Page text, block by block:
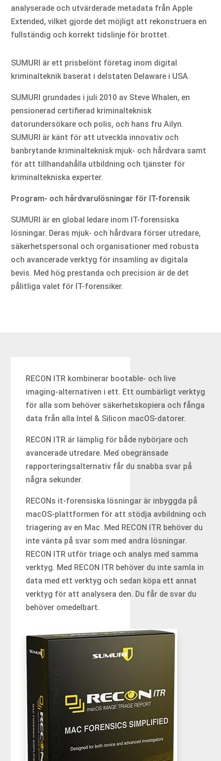
analyserade och utvärderade metadata från Apple
Extended, vilket gjorde det möjligt att rekonstruera en
fullständig och korrekt tidslinje för brottet.
SUMURI är ett prisbelönt företag inom digital
kriminalteknik baserat i delstaten Delaware i USA.
SUMURI grundades i juli 2010 av Steve Whalen, en
pensionerad certifierad kriminalteknisk
datorundersökare och polis, och hans fru Ailyn.
SUMURI är känt för att utveckla innovativ och
banbrytande kriminalteknisk mjuk- och hårdvara samt
för att tillhandahålla utbildning och tjänster för
kriminaltekniska experter.
Program- och hårdvarulösningar för IT-forensik
SUMURI är en global ledare inom IT-forensiska
lösningar. Deras mjuk- och hårdvara förser utredare,
säkerhetspersonal och organisationer med robusta
och avancerade verktyg för insamling av digitala
bevis. Med hög prestanda och precision är de det
pålitliga valet för IT-forensiker.
RECON ITR kombinerar bootable- och live
imaging-alternativen i ett. Ett oumbärligt verktyg
för alla som behöver säkerhetskopiera och fånga
data från alla Intel & Silicon macOS-datorer.
RECON ITR är lämplig för både nybörjare och
avancerade utredare. Med obegränsade
rapporteringsalternativ får du snabba svar på
några sekunder.
RECONs it-forensiska lösningar är inbyggda på
macOS-plattformen för att stödja avbildning och
triagering av en Mac. Med RECON ITR behöver du
inte vänta på svar som med andra lösningar.
RECON ITR utför triage och analys med samma
verktyg. Med RECON ITR behöver du inte samla in
data med ett verktyg och sedan köpa ett annat
verktyg för att analysera den. Du får de svar du
behöver omedelbart.